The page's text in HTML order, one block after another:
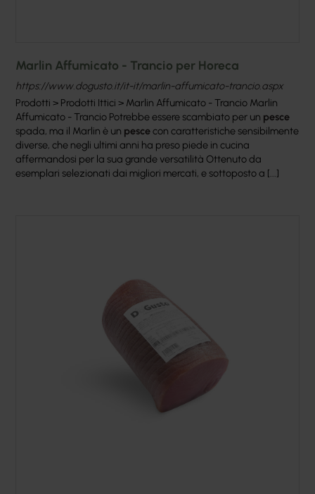
Marlin Affumicato - Trancio per Horeca
https://www.dogusto.it/it-it/marlin-affumicato-trancio.aspx
Prodotti > Prodotti Ittici > Marlin Affumicato - Trancio Marlin
Affumicato - Trancio Potrebbe essere scambiato per un pesce
spada, ma il Marlin è un pescecon caratteristiche sensibilmente
diverse, che negli ultimi anni ha preso piede in cucina
affermandosi per la sua grande versatilità Ottenuto da
esemplari selezionati dai migliori mercati, e sottoposto a [...]